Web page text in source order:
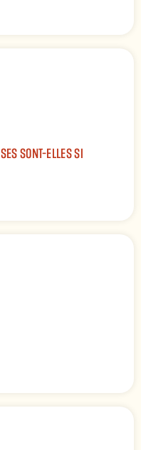
SONT-ELLES SI